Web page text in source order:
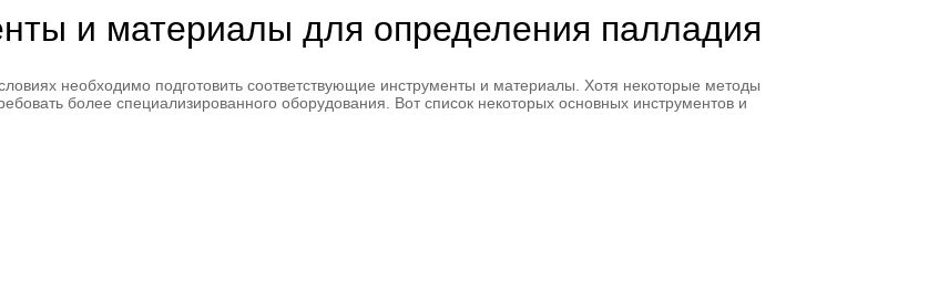
и материалы для определения палладия
необходимо подготовить соответствующие инструменты и материалы. Хотя некоторые методы
более специализированного оборудования. Вот список некоторых основных инструментов и